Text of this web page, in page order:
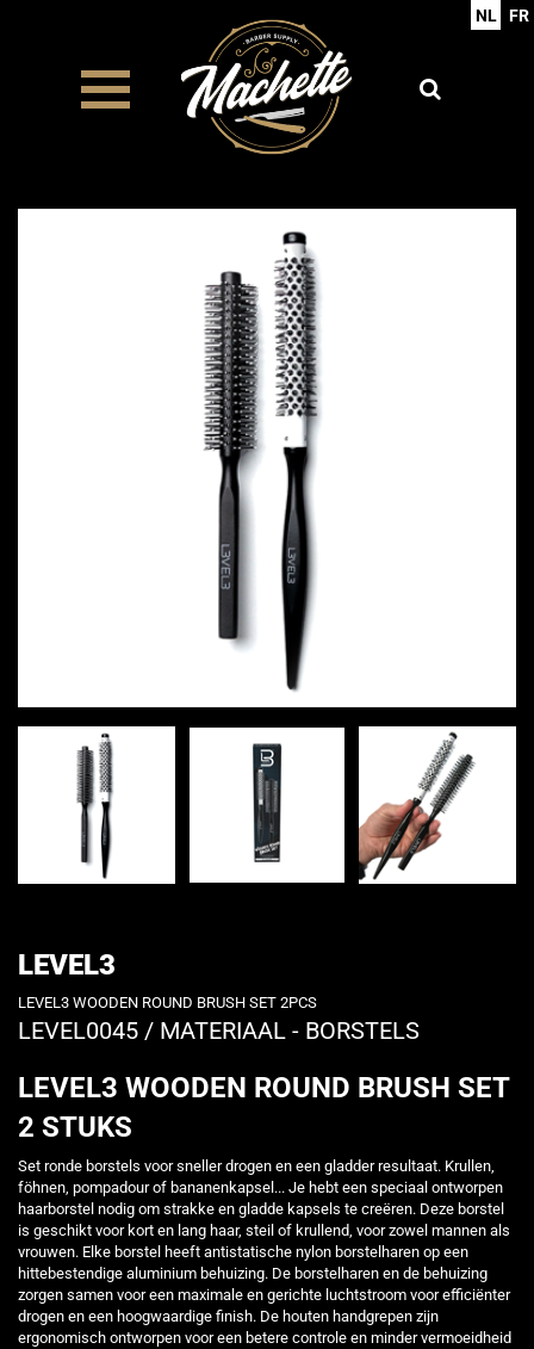
NL FR
LEVEL3
LEVEL3 WOODEN ROUND BRUSH SET 2PCS
LEVEL0045 / MATERIAAL - BORSTELS
LEVEL3 WOODEN ROUND BRUSH SET
2 STUKS
Set ronde borstels voor sneller drogen en een gladder resultaat. Krullen,
föhnen, pompadour of bananenkapsel... Je hebt een speciaal ontworpen
haarborstel nodig om strakke en gladde kapsels te creëren. Deze borstel
is geschikt voor kort en lang haar, steil of krullend, voor zowel mannen als
vrouwen. Elke borstel heeft antistatische nylon borstelharen op een
hittebestendige aluminium behuizing. De borstelharen en de behuizing
zorgen samen voor een maximale en gerichte luchtstroom voor efficiënter
drogen en een hoogwaardige finish. De houten handgrepen zijn
ergonomisch ontworpen voor een betere controle en minder vermoeidheid